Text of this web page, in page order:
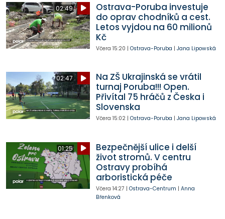
02:49
Ostrava-Poruba investuje
do oprav chodníků a cest.
Letos vyjdou na 60 milionů
Kč
Včera 15:20 | Ostrava-Poruba | Jana Lipowská
02:47
Na ZŠ Ukrajinská se vrátil
turnaj Poruba!!! Open.
Přivítal 75 hráčů z Česka i
Slovenska
Včera 15:02| Ostrava-Poruba | Jana Lipowská
01:25
Bezpečnější ulice i delší
život stromů. V centru
Ostravy probíhá
arboristická péče
Včera 14:27 | Ostrava-Centrum | Anna
Břenková